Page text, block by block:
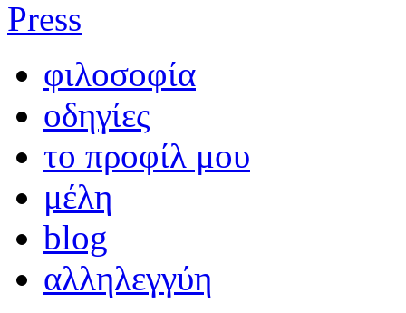
Press
φιλοσοφία
οδηγίες
το προφίλ μου
μέλη
blog
αλληλεγγύη